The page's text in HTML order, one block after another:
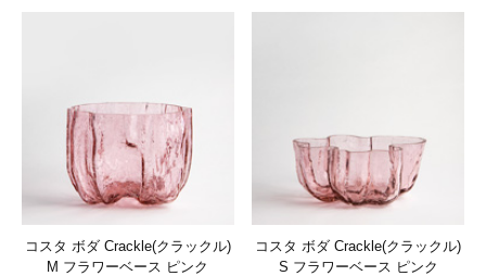
コスタ ボダ Crackle(クラックル)
M フラワーベース ピンク
コスタ ボダ Crackle(クラックル)
S フラワーベース ピンク